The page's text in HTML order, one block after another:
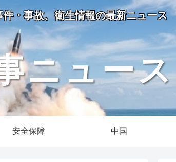
・事故、衛生情報の最新ニュース
ニュース
安全保障 中国